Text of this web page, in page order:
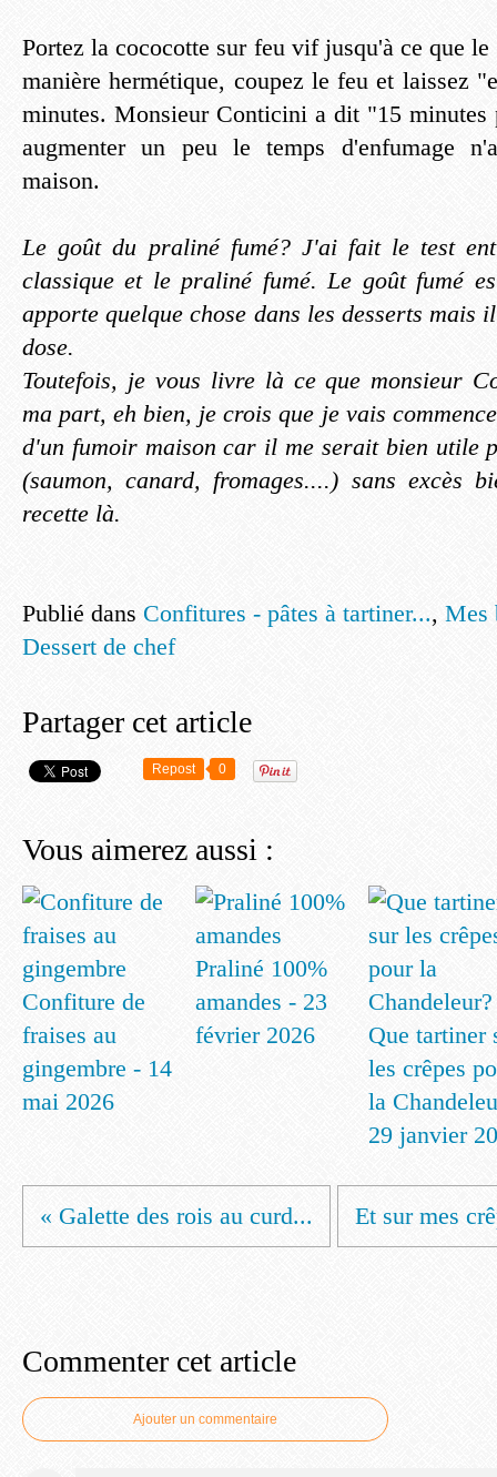
Portez la cococotte sur feu vif jusqu'à ce que
manière hermétique, coupez le feu et laissez
minutes. Monsieur Conticini a dit "15 minutes
augmenter un peu le temps d'enfumage
maison.
Le goût du praliné fumé? J'ai fait le test
classique et le praliné fumé. Le goût fumé
apporte quelque chose dans les desserts
dose.
Toutefois, je vous livre là ce que monsieur
ma part, eh bien, je crois que je vais
d'un fumoir maison car il me serait bien utile
(saumon, canard, fromages....) sans excès
recette là.
Publié dans Confitures - pâtes à tartiner..., Mes
Dessert de chef
Partager cet article
Repost 0
Vous aimerez aussi :
Confiture de
fraises au
gingembre - 14
mai 2026
Praliné 100%
amandes - 23
février 2026
Que tartiner
les crêpes
la
29 janvier
« Galette des rois au curd... Et sur mes
Commenter cet article
Ajouter un commentaire